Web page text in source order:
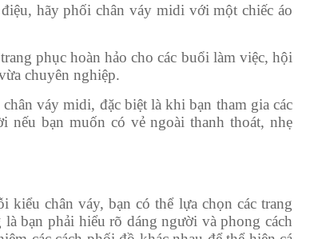
hãy phối chân váy midi với một chiếc áo
phục hoàn hảo cho các buổi làm việc, hội
chuyên nghiệp.
váy midi, đặc biệt là khi bạn tham gia các
nếu bạn muốn có vẻ ngoài thanh thoát, nhẹ
chân váy, bạn có thể lựa chọn các trang
bạn phải hiểu rõ dáng người và phong cách